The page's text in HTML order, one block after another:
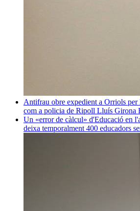
Antifrau obre expedient a Orriols
com a policia de Ripoll Lluís Girona
Un «error de càlcul» d'Educació en
deixa temporalment 400 educadors